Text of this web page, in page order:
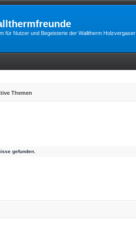
für Nutzer und Begeisterte der Walltherm Holzvergaser
Themen
gefunden.